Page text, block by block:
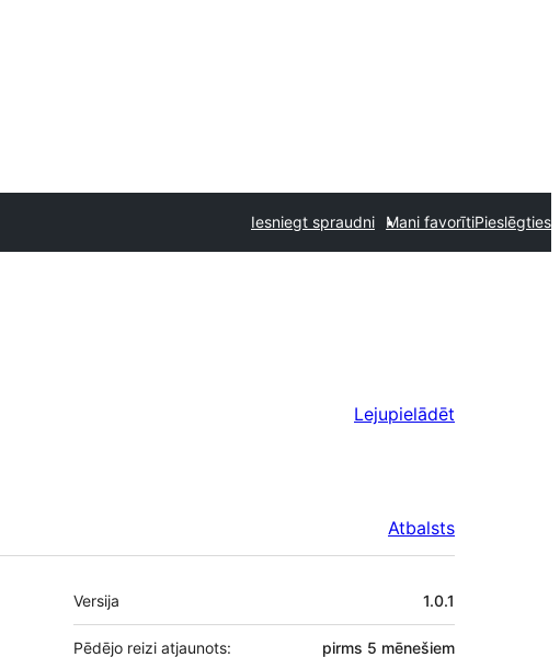
Iesniegt spraudni Mani favorītiPieslēgties
Lejupielādēt
Atbalsts
Meta
Versija 1.0.1
Pēdējo reizi atjaunots: pirms 5 mēnešiem